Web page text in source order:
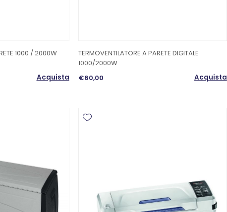
1000 / 2000W
Acquista
TERMOVENTILATORE A PARETE DIGITALE
1000/2000W
€60,00
Acquista